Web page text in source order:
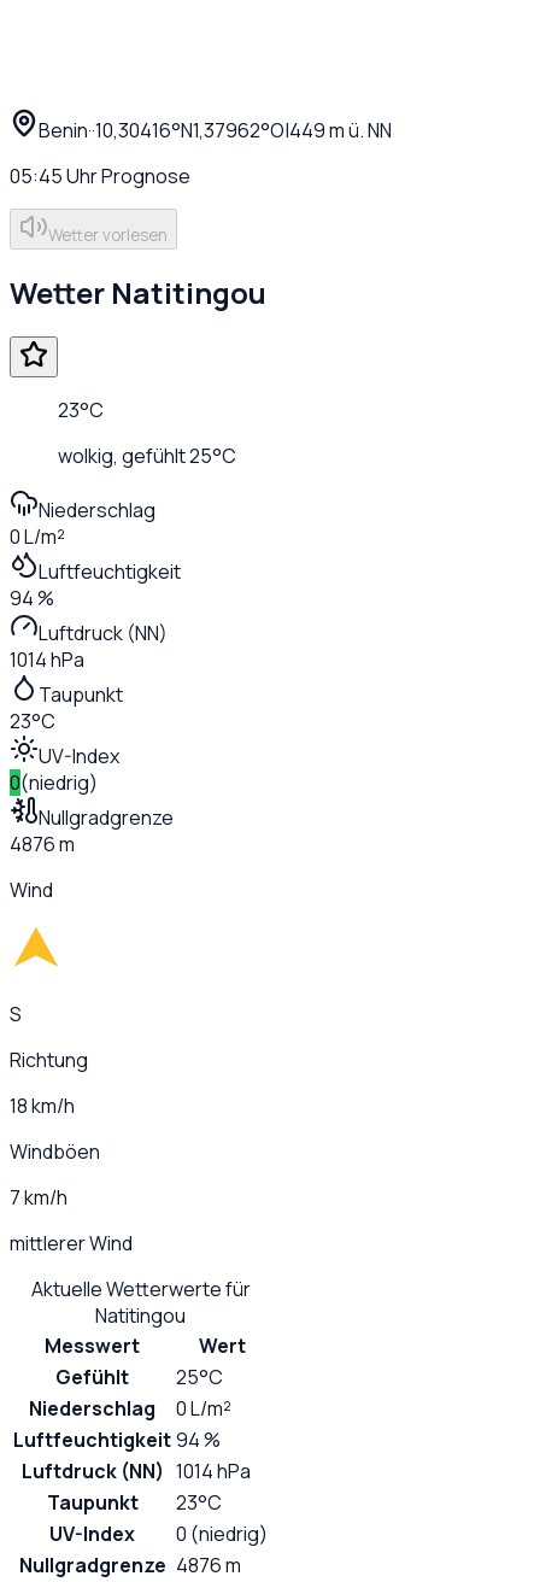
Benin··10,30416°N1,37962°O|449m ü. NN
05:45UhrPrognose
Wetter vorlesen
Wetter Natitingou
23°C
wolkig, gefühlt25°C
Niederschlag
0 L/m²
Luftfeuchtigkeit
94 %
Luftdruck (NN)
1014 hPa
Taupunkt
23°C
UV-Index
0(niedrig)
Nullgradgrenze
4876 m
Wind
S
Richtung
18 km/h
Windböen
7 km/h
mittlerer Wind
Aktuelle Wetterwerte für
Natitingou
Messwert
Wert
Gefühlt
25°C
Niederschlag
0 L/m²
Luftfeuchtigkeit94 %
Luftdruck (NN) 1014 hPa
Taupunkt
23°C
UV-Index
0 (niedrig)
Nullgradgrenze 4876 m